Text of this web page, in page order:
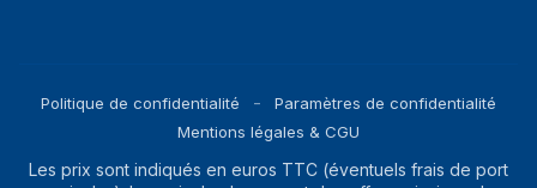
50x
Résolution de la
8192 x 6144 pixels
Politique de confidentialité
Paramètres de confidentialité
Mentions légales & CGU
Les prix sont indiqués en euros TTC (éventuels frais de port